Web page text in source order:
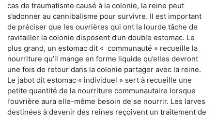
cas de traumatisme causé à la colonie, la reine peut
s’adonner au cannibalisme pour survivre. Il est important
de préciser que les ouvrières qui ont la lourde tâche de
ravitailler la colonie disposent d’un double estomac. Le
plus grand, un estomac dit « communauté » recueille la
nourriture qu’il mange en forme liquide qu’elles devront
une fois de retour dans la colonie partager avec la reine.
Le jabot dit estomac « individuel » sert à recueille une
petite quantité de la nourriture communautaire lorsque
l’ouvrière aura elle-même besoin de se nourrir. Les larves
destinées à devenir des reines reçoivent un traitement de